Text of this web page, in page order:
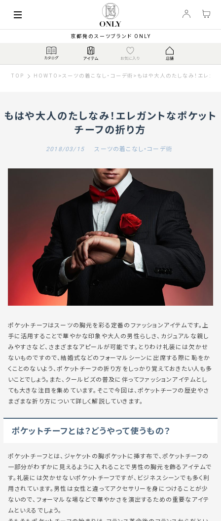
京都発のスーツブランド ONLY
TOP HOWTO >スーツの着こなし・コーデ術 > もはや大人のたしなみ！エレガ
もはや大人のたしなみ！エレガントなポケット
チーフの折り方
2018/03/15 スーツの着こなし・コーデ術
ポケットチーフはスーツの胸元を彩る定番のファッションアイテムです。上
手に活用することで華やかな印象や大人の男性らしさ、カジュアルな親し
みやすさなど、さまざまなアピールが可能です。とりわけ礼装には欠かせ
ないものですので、結婚式などのフォーマルシーンに出席する際に恥をか
くことのないよう、ポケットチーフの折り方をしっかり覚えておきたい人も多
いことでしょう。また、クールビズの普及に伴ってファッションアイテムとし
ても大きな注目を集めています。そこで今回は、ポケットチーフの歴史やさ
まざまな折り方について詳しく解説していきます。
ポケットチーフとは？どうやって使うもの？
ポケットチーフとは、ジャケットの胸ポケットに挿す布で、ポケットチーフの
一部分がわずかに見えるように入れることで男性の胸元を飾るアイテムで
す。礼装には欠かせないポケットチーフですが、ビジネスシーンでも多く利
用されています。男性は女性と違ってアクセサリーを身につけることが少
ないので、フォーマルな場などで華やかさを演出するための重要なアイテ
ムといえるでしょう。